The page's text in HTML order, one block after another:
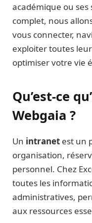
académique ou ses
complet, nous
vous connecter,
exploiter toutes
optimiser votre vie
Qu’est-ce
Webgaia ?
Un intranet est un
organisation,
personnel. Chez
toutes les
administratives,
aux ressources